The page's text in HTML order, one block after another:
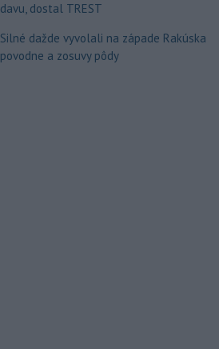
davu, dostal TREST
Silné dažde vyvolali na západe Rakúska
povodne a zosuvy pôdy